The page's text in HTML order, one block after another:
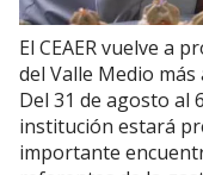
El CEAER vuelve a
del Valle Medio
Del 31 de agosto al
institución estará
importante